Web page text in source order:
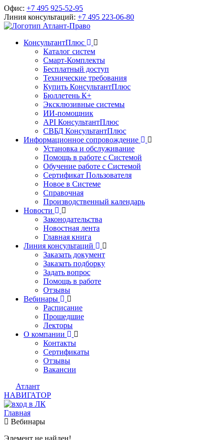
Офис: +7 495 925-52-95
Линия консультаций: +7 495 223-06-80
КонсультантПлюс
Каталог систем
Смарт-Комплекты
Бесплатный доступ
Технические требования
Купить КонсультантПлюс
Бюллетень К+
Эксклюзивные системы
ИИ-помощник
API КонсультантПлюс
СВБД КонсультантПлюс
Информационное сопровождение
Установка и обслуживание
Помощь в работе с Системой
Обучение работе с Системой
Сертификат Пользователя
Новое в Системе
Справочная
Производственный календарь
Новости
Законодательства
Новостная лента
Главная книга
Линия консультаций
Заказать документ
Заказать подборку
Задать вопрос
Помощь в работе
Отзывы
Вебинары
Расписание
Прошедшие
Лекторы
О компании
Контакты
Сертификаты
Отзывы
Вакансии
Атлант
НАВИГАТОР
Главная
Вебинары
Элемент не найден!